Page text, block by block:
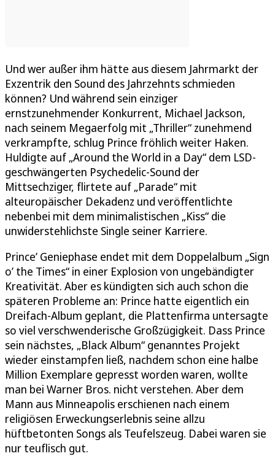
Und wer außer ihm hätte aus diesem Jahrmarkt der
Exzentrik den Sound des Jahrzehnts schmieden
können? Und während sein einziger
ernstzunehmender Konkurrent, Michael Jackson,
nach seinem Megaerfolg mit „Thriller“ zunehmend
verkrampfte, schlug Prince fröhlich weiter Haken.
Huldigte auf „Around the World in a Day“ dem LSD-
geschwängerten Psychedelic-Sound der
Mittsechziger, flirtete auf „Parade“ mit
alteuropäischer Dekadenz und veröffentlichte
nebenbei mit dem minimalistischen „Kiss“ die
unwiderstehlichste Single seiner Karriere.
Prince’ Geniephase endet mit dem Doppelalbum „Sign
o’ the Times“ in einer Explosion von ungebändigter
Kreativität. Aber es kündigten sich auch schon die
späteren Probleme an: Prince hatte eigentlich ein
Dreifach-Album geplant, die Plattenfirma untersagte
so viel verschwenderische Großzügigkeit. Dass Prince
sein nächstes, „Black Album“ genanntes Projekt
wieder einstampfen ließ, nachdem schon eine halbe
Million Exemplare gepresst worden waren, wollte
man bei Warner Bros. nicht verstehen. Aber dem
Mann aus Minneapolis erschienen nach einem
religiösen Erweckungserlebnis seine allzu
hüftbetonten Songs als Teufelszeug. Dabei waren sie
nur teuflisch gut.